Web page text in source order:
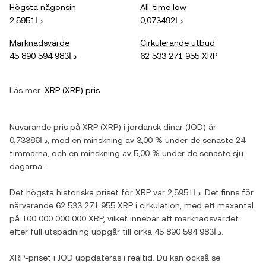
Högsta någonsin
د.ا2,5951
All-time low
د.ا0,073492
Marknadsvärde
د.ا45 890 594 983
Cirkulerande utbud
62 533 271 955 XRP
Läs mer: XRP (XRP) pris
Nuvarande pris på XRP (XRP) i jordansk dinar (JOD) är
د.ا0,73386 , med en minskning av 3,00 % under de senaste 24
timmarna, och en minskning av 5,00 % under de senaste sju
dagarna.
Det högsta historiska priset för XRP var د.ا2,5951 . Det finns för
närvarande 62 533 271 955 XRP i cirkulation, med ett maxantal
på 100 000 000 000 XRP, vilket innebär att marknadsvärdet
efter full utspädning uppgår till cirka
د.ا45 890 594 983
XRP-priset i JOD uppdateras i realtid. Du kan också se